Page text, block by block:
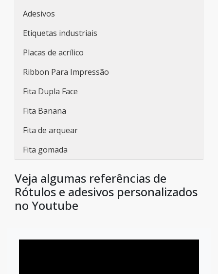
Adesivos
Etiquetas industriais
Placas de acrílico
Ribbon Para Impressão
Fita Dupla Face
Fita Banana
Fita de arquear
Fita gomada
Veja algumas referências de
Rótulos e adesivos personalizados
no Youtube